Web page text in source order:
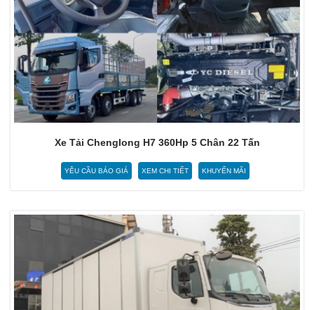
Xe Tải Chenglong H7 360Hp 5 Chân 22 Tấn
YÊU CẦU BÁO GIÁ XEM CHI TIẾT KHUYẾN MÃI